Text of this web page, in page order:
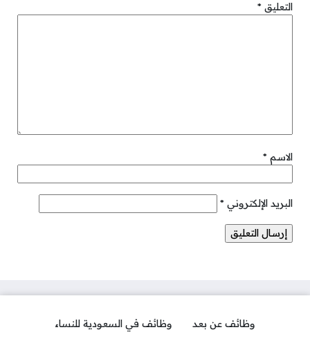
التعليق *
الاسم *
البريد الإلكتروني *
وظائف عن بعد
وظائف في السعودية للنساء